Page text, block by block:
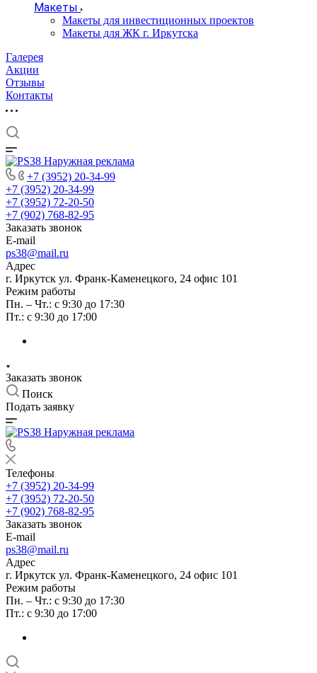
Макеты
Макеты для инвестиционных проектов
Макеты для ЖК г. Иркутска
Галерея
Акции
Отзывы
Контакты
+7 (3952) 20-34-99
+7 (3952) 20-34-99
+7 (3952) 72-20-50
+7 (902) 768-82-95
Заказать звонок
E-mail
ps38@mail.ru
Адрес
г. Иркутск ул. Франк-Каменецкого, 24 офис 101
Режим работы
Пн. – Чт.: с 9:30 до 17:30
Пт.: с 9:30 до 17:00
Заказать звонок
Поиск
Подать заявку
Телефоны
+7 (3952) 20-34-99
+7 (3952) 72-20-50
+7 (902) 768-82-95
Заказать звонок
E-mail
ps38@mail.ru
Адрес
г. Иркутск ул. Франк-Каменецкого, 24 офис 101
Режим работы
Пн. – Чт.: с 9:30 до 17:30
Пт.: с 9:30 до 17:00